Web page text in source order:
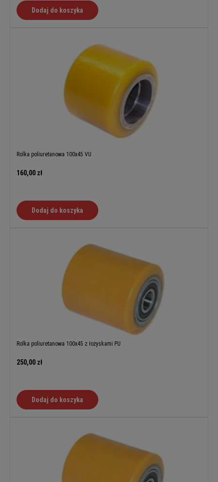
Dodaj do koszyka
Rolka poliuretanowa 100x45 VU
160,00 zł
Dodaj do koszyka
Rolka poliuretanowa 100x45 z łożyskami PU
250,00 zł
Dodaj do koszyka